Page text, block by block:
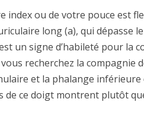
index ou de votre pouce est
long (a), qui dépasse
un signe d’habileté pour la
recherchez la compagnie
et la phalange
de ce doigt montrent plutôt